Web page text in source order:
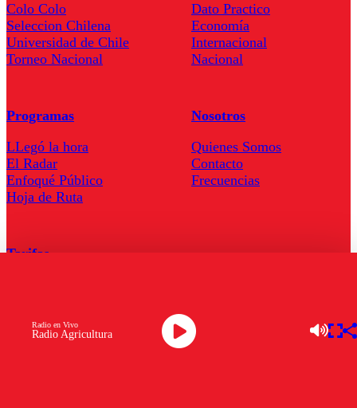
Radio Agricultura
Radio en Vivo
Colo Colo
Seleccion Chilena
Universidad de Chile
Torneo Nacional
Dato Practico
Economía
Internacional
Nacional
Programas
LLegó la hora
El Radar
Enfoqué Público
Hoja de Ruta
Nosotros
Quienes Somos
Contacto
Frecuencias
Tarifas